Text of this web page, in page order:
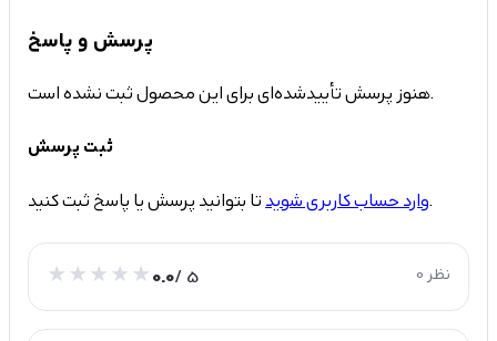
پرسش و پاسخ
هنوز پرسش تأییدشده‌ای برای این محصول ثبت نشده است.
ثبت پرسش
وارد حساب کاربری شویدتا بتوانید پرسش یا پاسخ ثبت کنید.
0.0/ 5 0 نظر